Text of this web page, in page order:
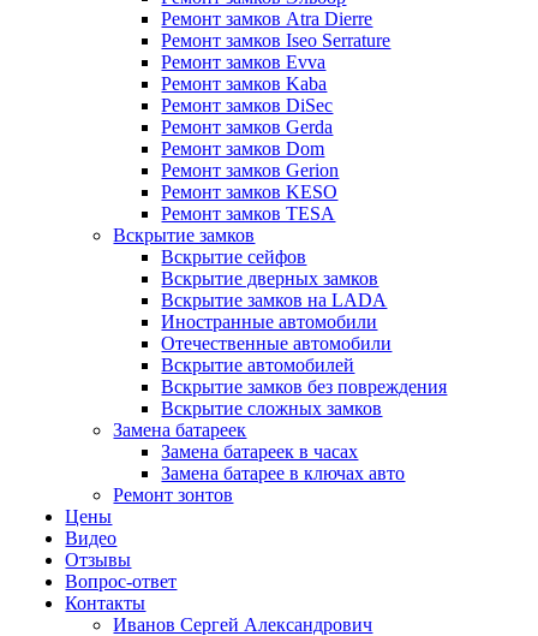
Ремонт замков Atra Dierre
Ремонт замков Iseo Serrature
Ремонт замков Evva
Ремонт замков Kaba
Ремонт замков DiSec
Ремонт замков Gerda
Ремонт замков Dom
Ремонт замков Gerion
Ремонт замков KESO
Ремонт замков TESA
Вскрытие замков
Вскрытие сейфов
Вскрытие дверных замков
Вскрытие замков на LADA
Иностранные автомобили
Отечественные автомобили
Вскрытие автомобилей
Вскрытие замков без повреждения
Вскрытие сложных замков
Замена батареек
Замена батареек в часах
Замена батарее в ключах авто
Ремонт зонтов
Цены
Видео
Отзывы
Вопрос-ответ
Контакты
Иванов Сергей Александрович